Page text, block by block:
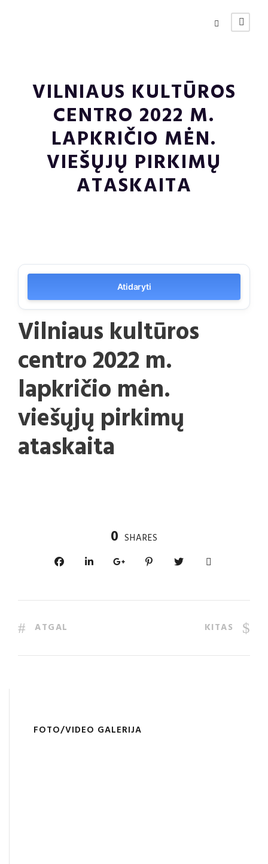
VILNIAUS KULTŪROS
CENTRO 2022 M.
LAPKRIČIO MĖN.
VIEŠŲJŲ PIRKIMŲ
ATASKAITA
Atidaryti
Vilniaus kultūros
centro 2022 m.
lapkričio mėn.
viešųjų pirkimų
ataskaita
0 SHARES
ATGAL KITAS
FOTO/VIDEO GALERIJA